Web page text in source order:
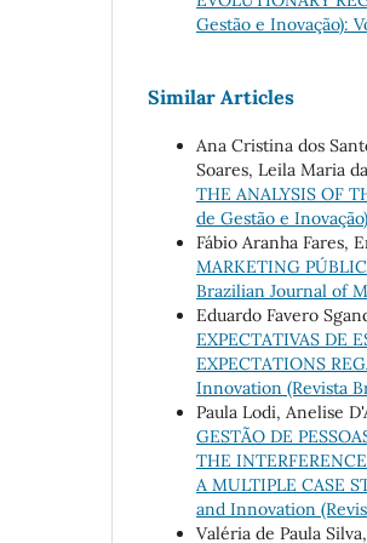
Gestão e Inovação):
Similar Articles
Ana Cristina dos
Soares, Leila Maria
THE ANALYSIS OF
de Gestão e
Fábio Aranha Fares,
MARKETING
Brazilian Journal of
Eduardo Favero
EXPECTATIVAS DE
EXPECTATIONS
Innovation (Revista
Paula Lodi, Anelise
GESTÃO DE
THE
A MULTIPLE CASE
and Innovation
Valéria de Paula